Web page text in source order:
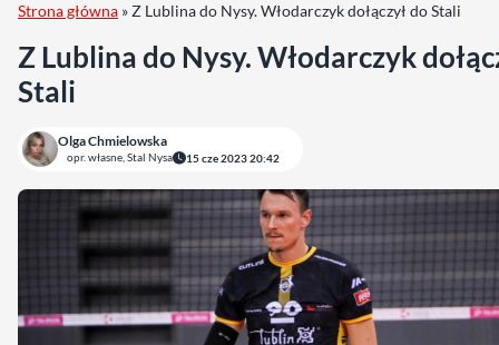
Strona główna »Z Lublina do Nysy. Włodarczyk dołączył do Stali
Z Lublina do Nysy. Włodarczyk
Stali
Olga Chmielowska
opr. własne, Stal Nysa 15 cze 2023 20:42